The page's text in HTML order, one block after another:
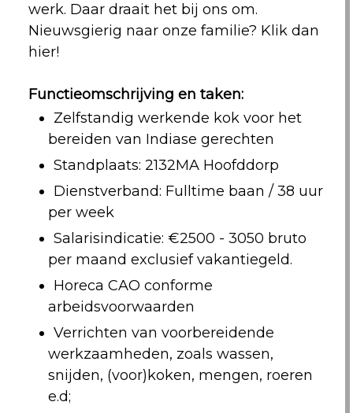
werk. Daar draait het bij ons om.
Nieuwsgierig naar onze familie? Klik dan
hier!
Functieomschrijving en taken:
Zelfstandig werkende kok voor het
bereiden van Indiase gerechten
Standplaats: 2132MA Hoofddorp
Dienstverband: Fulltime baan / 38 uur
per week
Salarisindicatie: €2500 - 3050 bruto
per maand exclusief vakantiegeld.
Horeca CAO conforme
arbeidsvoorwaarden
Verrichten van voorbereidende
werkzaamheden, zoals wassen,
snijden, (voor)koken, mengen, roeren
e.d;